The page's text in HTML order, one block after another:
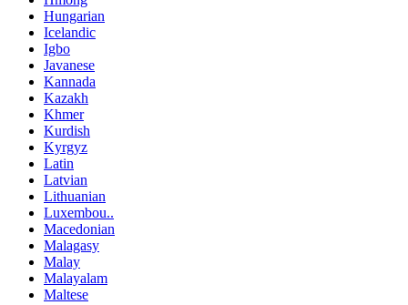
Hungarian
Icelandic
Igbo
Javanese
Kannada
Kazakh
Khmer
Kurdish
Kyrgyz
Latin
Latvian
Lithuanian
Luxembou..
Macedonian
Malagasy
Malay
Malayalam
Maltese